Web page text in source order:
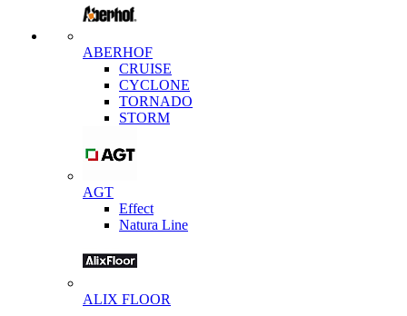
ABERHOF
CRUISE
CYCLONE
TORNADO
STORM
AGT
Effect
Natura Line
ALIX FLOOR